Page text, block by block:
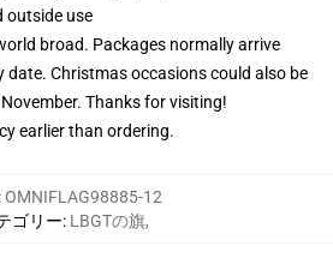
outside use
broad. Packages normally arrive
date. Christmas occasions could also be
Thanks for visiting!
earlier than ordering.
OMNIFLAG98885-12
ゴリー: LBGTの旗,